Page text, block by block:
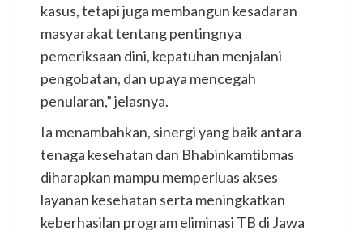
kasus, tetapi juga membangun kesadaran
masyarakat tentang pentingnya
pemeriksaan dini, kepatuhan menjalani
pengobatan, dan upaya mencegah
penularan,” jelasnya.
Ia menambahkan, sinergi yang baik antara
tenaga kesehatan dan Bhabinkamtibmas
diharapkan mampu memperluas akses
layanan kesehatan serta meningkatkan
keberhasilan program eliminasi TB di Jawa